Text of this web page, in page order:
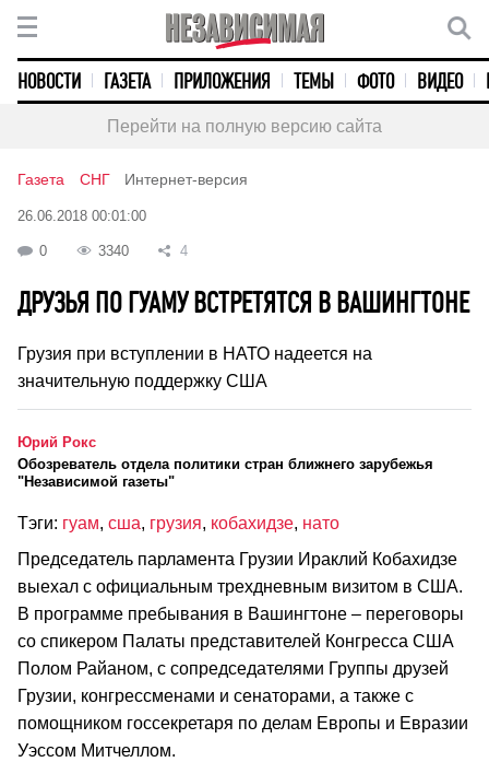
НОВОСТИ ГАЗЕТА ПРИЛОЖЕНИЯ ТЕМЫ ФОТО ВИДЕО
Перейти на полную версию сайта
Газета СНГ Интернет-версия
26.06.2018 00:01:00
0 3340 4
ДРУЗЬЯ ПО ГУАМУ ВСТРЕТЯТСЯ В ВАШИНГТОНЕ
Грузия при вступлении в НАТО надеется на
значительную поддержку США
Юрий Рокс
Обозреватель отдела политики стран ближнего зарубежья
"Независимой газеты"
Тэги: гуам, сша, грузия, кобахидзе, нато
Председатель парламента Грузии Ираклий Кобахидзе
выехал с официальным трехдневным визитом в США.
В программе пребывания в Вашингтоне – переговоры
со спикером Палаты представителей Конгресса США
Полом Райаном, с сопредседателями Группы друзей
Грузии, конгрессменами и сенаторами, а также с
помощником госсекретаря по делам Европы и Евразии
Уэссом Митчеллом.